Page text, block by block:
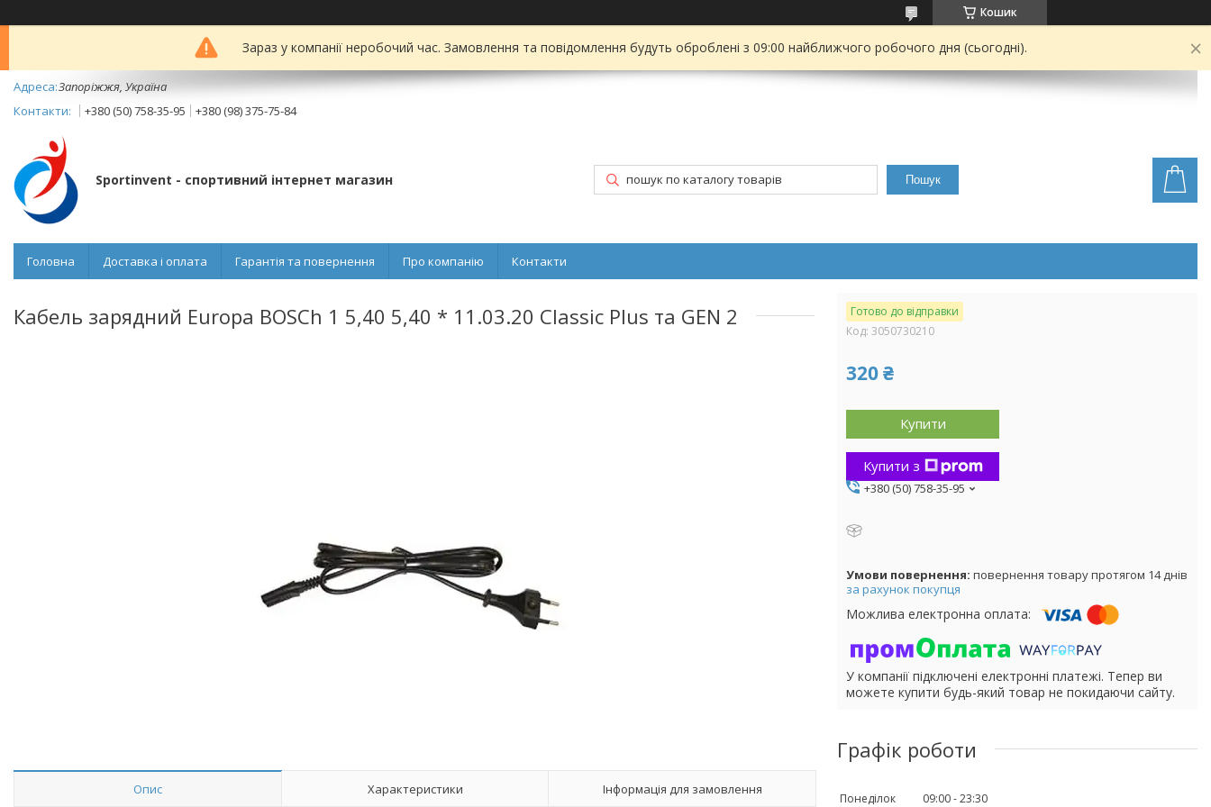
Кошик
Зараз у компанії неробочий час. Замовлення та повідомлення будуть оброблені з 09:00 найближчого робочого дня (сьогодні).
Запоріжжя, Україна
+380 (50) 758-35-95
+380 (98) 375-75-84
Sportinvent - спортивний інтернет магазин Пошук
Головна Доставка і оплата Гарантія та повернення Про компанію Контакти
Кабель зарядний Europa BOSCh 1 5,40 5,40 * 11.03.20 Classic Plus та GEN 2
Опис Характеристики Інформація для замовлення
Готово до відправки
Код: 3050730210
320 ₴
Купити
Купити з
+380 (50) 758-35-95
повернення товару протягом 14 днів
за рахунок покупця
У компанії підключені електронні платежі. Тепер ви
можете купити будь-який товар не покидаючи сайту.
Графік роботи
Понеділок 09:00 23:30